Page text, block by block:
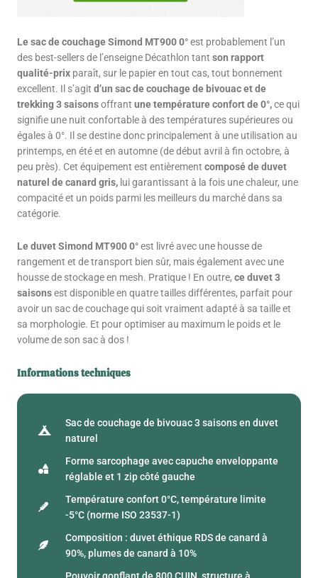
Le sac de couchage Simond MT900 0°est probablement l’un
des best-sellers de l’enseigne Décathlon tant son rapport
qualité-prix paraît, sur le papier en tout cas, tout bonnement
excellent. Il s’agit d’un sac de couchage de bivouac et de
trekking 3 saisonsoffrant une température confort de 0°,ce qui
signifie une nuit confortable à des températures supérieures ou
égales à 0°. Il se destine donc principalement à une utilisation au
printemps, en été et en automne (de début avril à fin octobre, à
peu près). Cet équipement est entièrement composé de duvet
naturel de canard gris, lui garantissant à la fois une chaleur, une
compacité et un poids parmi les meilleurs du marché dans sa
catégorie.
Le duvet Simond MT900 0°est livré avec une housse de
rangement et de transport bien sûr, mais également avec une
housse de stockage en mesh. Pratique ! En outre, ce duvet 3
saisonsest disponible en quatre tailles différentes, parfait pour
avoir un sac de couchage qui soit vraiment adapté à sa taille et
sa morphologie. Et pour optimiser au maximum le poids et le
volume de son sac à dos !
Informations techniques
Sac de couchage de bivouac 3 saisons en duvet
naturel
Forme sarcophage avec capuche enveloppante
réglable et 1 zip côté gauche
Température confort 0°C, température limite
-5°C (norme ISO 23537-1)
Composition : duvet éthique RDS de canard à
90%, plumes de canard à 10%